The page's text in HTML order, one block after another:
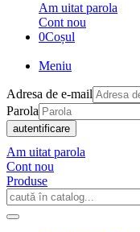
Am uitat parola
Cont nou
0Coșul
Meniu
Adresa de e-mail
Parola
autentificare
Am uitat parola
Cont nou
Produse